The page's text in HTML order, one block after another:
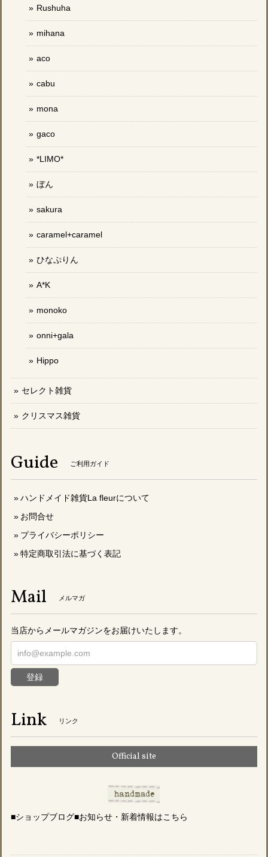
Rushuha
mihana
aco
cabu
mona
gaco
*LIMO*
ぼん
sakura
caramel+caramel
ひなぷりん
A*K
monoko
onni+gala
Hippo
セレクト雑貨
クリスマス雑貨
Guide ご利用ガイド
ハンドメイド雑貨La fleurについて
お問合せ
プライバシーポリシー
特定商取引法に基づく表記
Mail メルマガ
当店からメールマガジンをお届けいたします。
登録
Link リンク
Official site
■ショップブログ■お知らせ・新着情報はこちら